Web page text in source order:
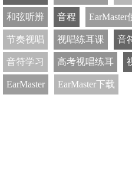
和弦听辨 音程 EarMaster
节奏视唱 视唱练耳课 音
音符学习 高考视唱练耳
EarMaster EarMaster下载